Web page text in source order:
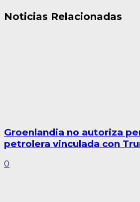
Noticias Relacionadas
Groenlandia no autoriza
petrolera vinculada con
0